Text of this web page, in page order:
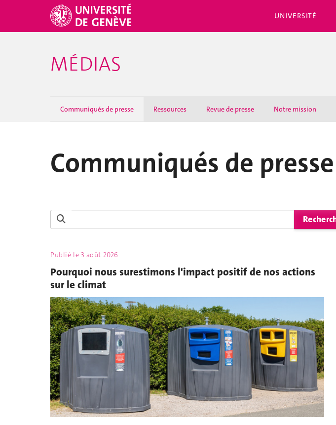
UNIVERSITÉ
MÉDIAS
Communiqués de presse Ressources Revue de presse Notre mission
Communiqués de presse
Publié le 3 août 2026
Pourquoi nous surestimons l'impact positif de nos actions
sur le climat